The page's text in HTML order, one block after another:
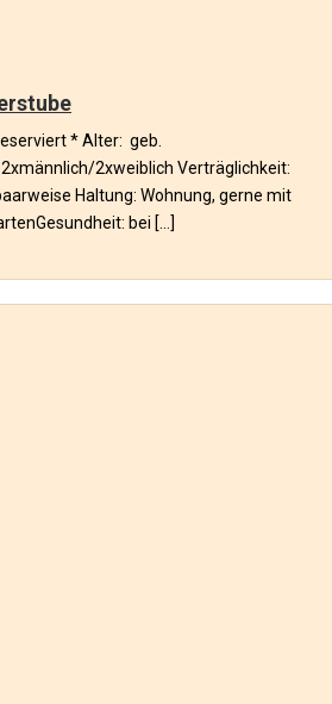
* Alter: geb.
2xweiblich Verträglichkeit:
Haltung: Wohnung, gerne mit
bei […]